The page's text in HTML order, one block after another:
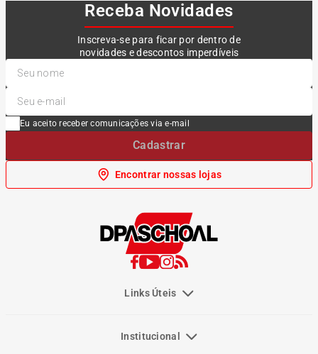
Receba Novidades
Inscreva-se para ficar por dentro de
novidades e descontos imperdíveis
Eu aceito receber comunicações via e-mail
Cadastrar
Encontrar nossas lojas
Links Úteis
Institucional